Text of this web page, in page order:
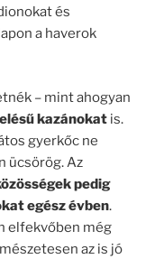
és
a haverok
– mint ahogyan
kazánokat is.
gyerkőc ne
ücsörög. Az
pedig
egész évben.
elfekvőben még
az is jó